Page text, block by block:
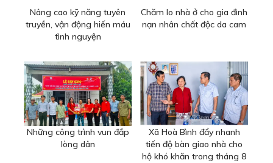
Nâng cao kỹ năng tuyên
truyền, vận động hiến máu
tình nguyện
Chăm lo nhà ở cho gia đình
nạn nhân chất độc da cam
Những công trình vun đắp
lòng dân
Xã Hoà Bình đẩy nhanh
tiến độ bàn giao nhà cho
hộ khó khăn trong tháng 8